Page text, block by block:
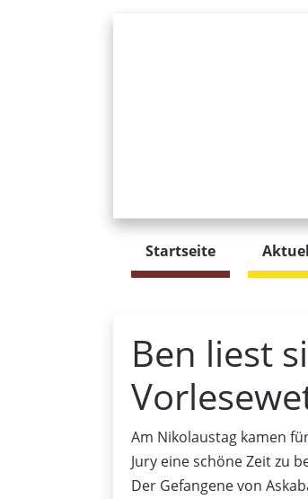
Startseite
Ben liest
Am Nikolaustag kamen
Jury eine schöne Zeit zu
Der Gefangene von